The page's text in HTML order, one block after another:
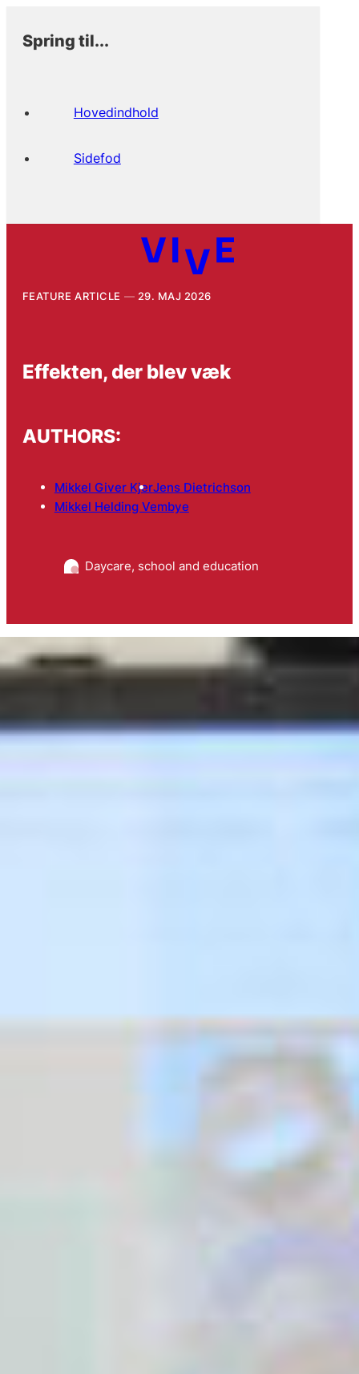
Spring til...
Hovedindhold
Sidefod
FEATURE ARTICLE 29. MAJ 2026
Effekten, der blev væk
AUTHORS:
Mikkel Giver KjerJens Dietrichson
Mikkel Helding Vembye
Daycare, school and education